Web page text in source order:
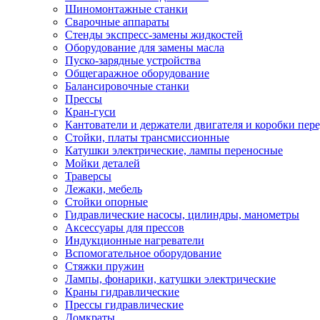
Шиномонтажные станки
Сварочные аппараты
Стенды экспресс-замены жидкостей
Оборудование для замены масла
Пуско-зарядные устройства
Общегаражное оборудование
Балансировочные станки
Прессы
Кран-гуси
Кантователи и держатели двигателя и коробки
Стойки, платы трансмиссионные
Катушки электрические, лампы переносные
Мойки деталей
Траверсы
Лежаки, мебель
Стойки опорные
Гидравлические насосы, цилиндры, манометры
Аксессуары для прессов
Индукционные нагреватели
Вспомогательное оборудование
Стяжки пружин
Лампы, фонарики, катушки электрические
Краны гидравлические
Прессы гидравлические
Домкраты